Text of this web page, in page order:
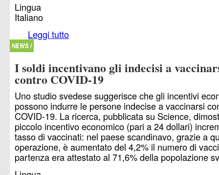
Lingua
Italiano
Leggi tutto
NEWS /
I soldi incentivano gli indecisi a
contro COVID-19
Uno studio svedese suggerisce che gli incentivi
possono indurre le persone indecise a vaccinarsi
COVID-19. La ricerca, pubblicata su Science,
piccolo incentivo economico (pari a 24 dollari)
tasso di vaccinati: nel paese scandinavo, grazie a
operazione, è aumentato del 4,2% il numero di
partenza era attestato al 71,6% della popolazione